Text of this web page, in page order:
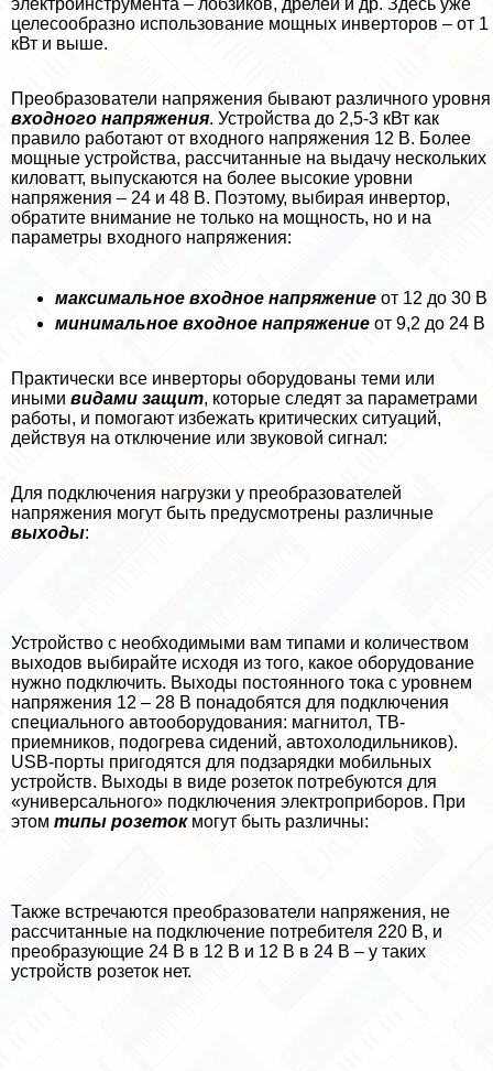
электроинструмента – лобзиков, дрелей и др. Здесь уже
целесообразно использование мощных инверторов – от 1
кВт и выше.
Преобразователи напряжения бывают различного уровня
входного напряжения. Устройства до 2,5-3 кВт как
правило работают от входного напряжения 12 В. Более
мощные устройства, рассчитанные на выдачу нескольких
киловатт, выпускаются на более высокие уровни
напряжения – 24 и 48 В. Поэтому, выбирая инвертор,
обратите внимание не только на мощность, но и на
параметры входного напряжения:
максимальное входное напряжение от 12 до 30 В
минимальное входное напряжение от 9,2 до 24 В
Пpaктически все инверторы оборудованы теми или
иными видами защит, которые следят за параметрами
работы, и помогают избежать критических ситуаций,
действуя на отключение или звуковой сигнал:
Для подключения нагрузки у преобразователей
напряжения могут быть предусмотрены различные
выходы:
Устройство с необходимыми вам типами и количеством
выходов выбирайте исходя из того, какое оборудование
нужно подключить. Выходы постоянного тока с уровнем
напряжения 12 – 28 В понадобятся для подключения
специального автооборудования: магнитол, ТВ-
приемников, подогрева сидений, автохолодильников).
USB-порты пригодятся для подзарядки мобильных
устройств. Выходы в виде розеток потребуются для
«универсального» подключения электроприборов. При
этом типы розетокмогут быть различны:
Также встречаются преобразователи напряжения, не
рассчитанные на подключение потребителя 220 В, и
преобразующие 24 В в 12 В и 12 В в 24 В – у таких
устройств розеток нет.